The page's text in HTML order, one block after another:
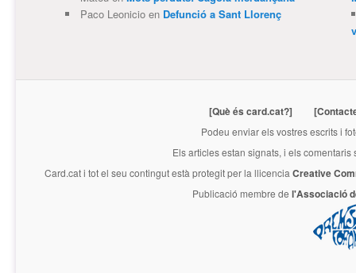
Paco Leonicioen Defunció a Sant Llorenç
[Què és card.cat?]
Podeu enviar els vostres escrits i
Els articles estan signats, i els
Card.cati tot el seu contingut està protegit per la llicencia Creative
Publicació membre de l'Associació